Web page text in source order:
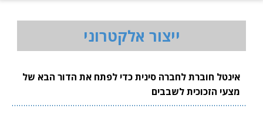
ייצור אלקטרוני
אינטל חוברת לחברה סינית כדי לפתח את הדור הבא של
מצעי הזכוכית לשבבים